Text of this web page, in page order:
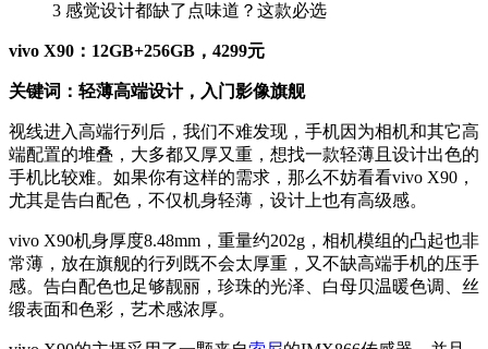
3 感觉设计都缺了点味道？这款必选
vivo X90：12GB+256GB，4299元
关键词：轻薄高端设计，入门影像旗舰
视线进入高端行列后，我们不难发现，手机因为相机和其它高
端配置的堆叠，大多都又厚又重，想找一款轻薄且设计出色的
手机比较难。如果你有这样的需求，那么不妨看看vivo X90，
尤其是告白配色，不仅机身轻薄，设计上也有高级感。
vivo X90机身厚度8.48mm，重量约202g，相机模组的凸起也非
常薄，放在旗舰的行列既不会太厚重，又不缺高端手机的压手
感。告白配色也足够靓丽，珍珠的光泽、白母贝温暖色调、丝
缎表面和色彩，艺术感浓厚。